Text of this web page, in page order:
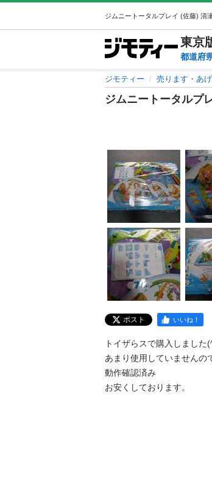
東京
都道府
ジモティー 売ります・あ
ジムニートータルプ
ポスト いいね！
トイザらスで購入しました
あまり使用していませんの
動作確認済み
お安くしております。